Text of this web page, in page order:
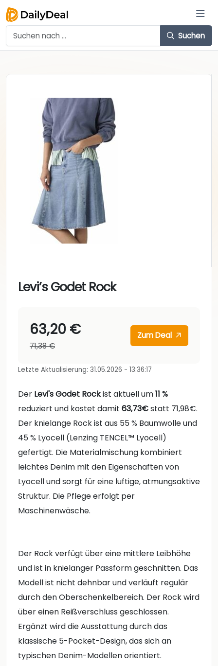
Suchen
Levi’s Godet Rock
63,20 €
71,38 €
Zum Deal
Letzte Aktualisierung: 31.05.2026 - 13:36:17
Der Levi's Godet Rockist aktuell um11 %
reduziert und kostet damit 63,73€statt 71,98€.
Der knielange Rock ist aus 55 % Baumwolle und
45 % Lyocell (Lenzing TENCEL™ Lyocell)
gefertigt. Die Materialmischung kombiniert
leichtes Denim mit den Eigenschaften von
Lyocell und sorgt für eine luftige, atmungsaktive
Struktur. Die Pflege erfolgt per
Maschinenwäsche.
Der Rock verfügt über eine mittlere Leibhöhe
und ist in knielanger Passform geschnitten. Das
Modell ist nicht dehnbar und verläuft regulär
durch den Oberschenkelbereich. Der Rock wird
über einen Reißverschluss geschlossen.
Ergänzt wird die Ausstattung durch das
klassische 5-Pocket-Design, das sich an
typischen Denim-Modellen orientiert.